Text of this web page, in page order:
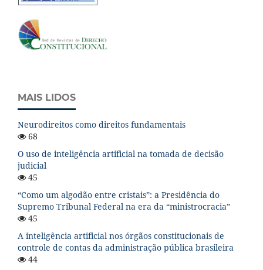
MAIS LIDOS
Neurodireitos como direitos fundamentais
68
O uso de inteligência artificial na tomada de decisão
judicial
45
“Como um algodão entre cristais”: a Presidência do
Supremo Tribunal Federal na era da “ministrocracia”
45
A inteligência artificial nos órgãos constitucionais de
controle de contas da administração pública brasileira
44